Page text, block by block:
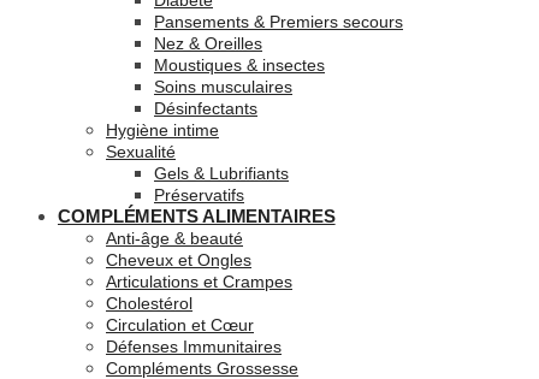
Pansements & Premiers secours
Nez & Oreilles
Moustiques & insectes
Soins musculaires
Désinfectants
Hygiène intime
Sexualité
Gels & Lubrifiants
Préservatifs
COMPLÉMENTS ALIMENTAIRES
Anti-âge & beauté
Cheveux et Ongles
Articulations et Crampes
Cholestérol
Circulation et Cœur
Défenses Immunitaires
Compléments Grossesse